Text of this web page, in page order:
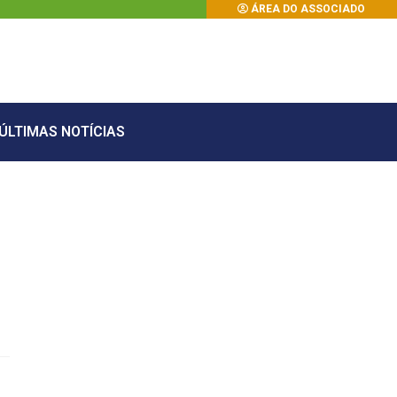
ÁREA DO ASSOCIADO
NOTÍCIAS